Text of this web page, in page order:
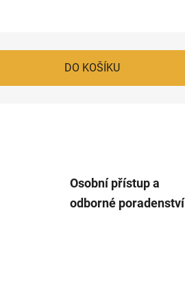
DO KOŠÍKU
Osobní přístup a
odborné poradenství